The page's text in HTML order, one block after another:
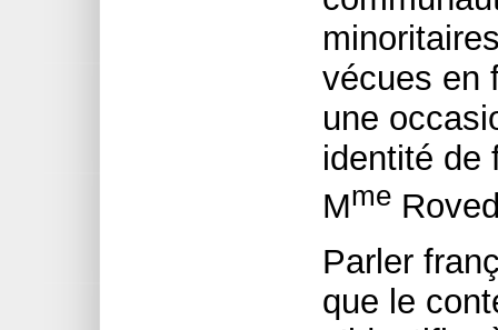
vécues en
une
identité de
Mme
Parler
que le